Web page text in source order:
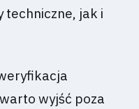
techniczne, jak i
wyjść poza